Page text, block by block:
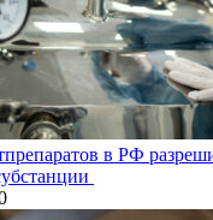
в РФ